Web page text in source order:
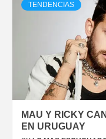
TENDENCIAS
MAU Y RICKY
EN URUGUAY